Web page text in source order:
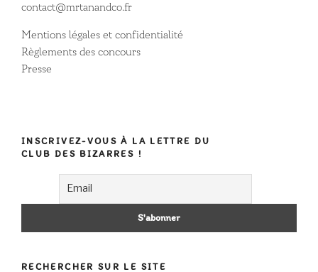
contact@mrtanandco.fr
Mentions légales et confidentialité
Règlements des concours
Presse
INSCRIVEZ-VOUS À LA LETTRE DU
CLUB DES BIZARRES !
RECHERCHER SUR LE SITE